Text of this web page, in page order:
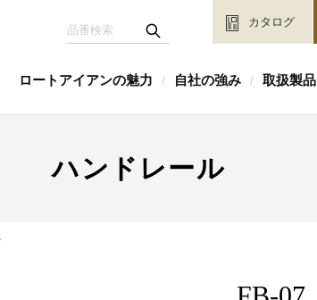
カタログ
ロートアイアンの魅力 / 自社の強み / 取扱製品
ハンドレール